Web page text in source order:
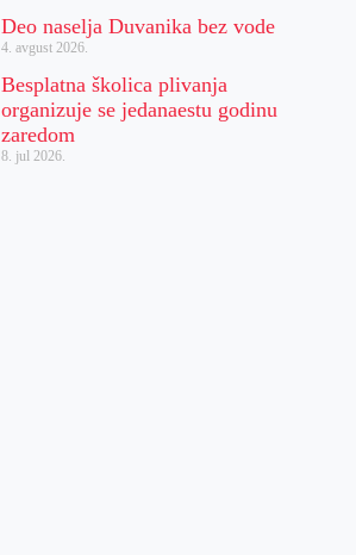
Deo naselja Duvanika bez vode
4. avgust 2026.
Besplatna školica plivanja
organizuje se jedanaestu godinu
zaredom
8. jul 2026.